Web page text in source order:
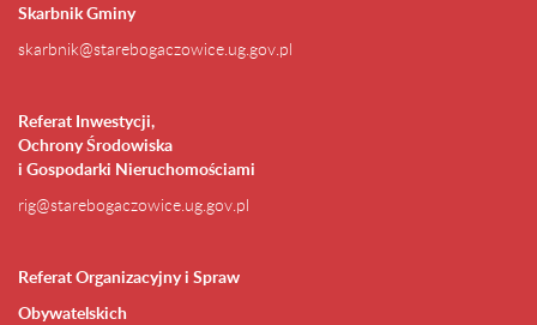
Skarbnik Gminy
skarbnik@starebogaczowice.ug.gov.pl
Referat Inwestycji,
Ochrony Środowiska
i Gospodarki Nieruchomościami
rig@starebogaczowice.ug.gov.pl
Referat Organizacyjny i Spraw
Obywatelskich